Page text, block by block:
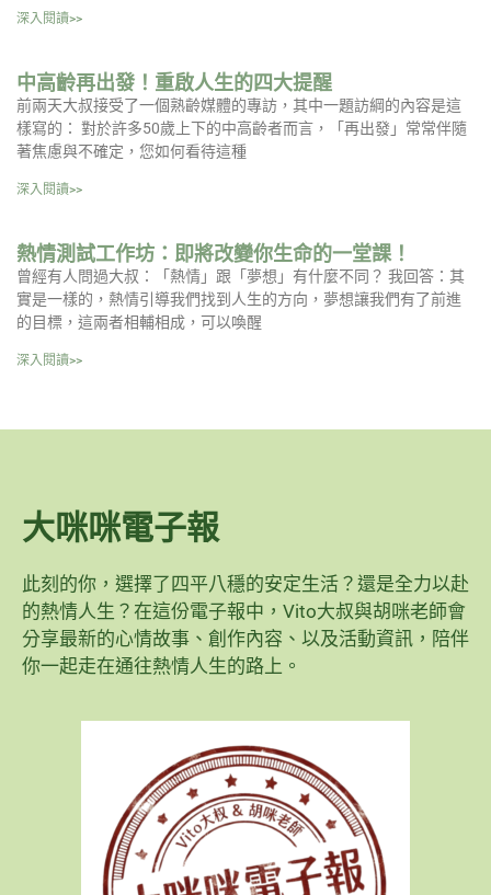
深入閱讀>>
中高齡再出發！重啟人生的四大提醒
前兩天大叔接受了一個熟齡媒體的專訪，其中一題訪綱的內容是這
樣寫的： 對於許多50歲上下的中高齡者而言，「再出發」常常伴隨
著焦慮與不確定，您如何看待這種
深入閱讀>>
熱情測試工作坊：即將改變你生命的一堂課！
曾經有人問過大叔：「熱情」跟「夢想」有什麼不同？ 我回答：其
實是一樣的，熱情引導我們找到人生的方向，夢想讓我們有了前進
的目標，這兩者相輔相成，可以喚醒
深入閱讀>>
大咪咪電子報
此刻的你，選擇了四平八穩的安定生活？還是全力以赴
的熱情人生？在這份電子報中，Vito大叔與胡咪老師會
分享最新的心情故事、創作內容、以及活動資訊，陪伴
你一起走在通往熱情人生的路上。